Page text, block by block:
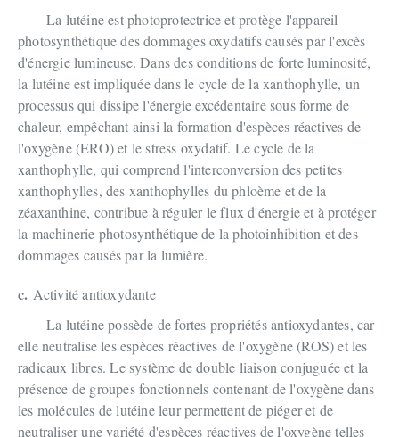
La lutéine est photoprotectrice et protège l'appareil
photosynthétique des dommages oxydatifs causés par l'excès
d'énergie lumineuse. Dans des conditions de forte luminosité,
la lutéine est impliquée dans le cycle de la xanthophylle, un
processus qui dissipe l'énergie excédentaire sous forme de
chaleur, empêchant ainsi la formation d'espèces réactives de
l'oxygène (ERO) et le stress oxydatif. Le cycle de la
xanthophylle, qui comprend l'interconversion des petites
xanthophylles, des xanthophylles du phloème et de la
zéaxanthine, contribue à réguler le flux d'énergie et à protéger
la machinerie photosynthétique de la photoinhibition et des
dommages causés par la lumière.
c. Activité antioxydante
La lutéine possède de fortes propriétés antioxydantes, car
elle neutralise les espèces réactives de l'oxygène (ROS) et les
radicaux libres. Le système de double liaison conjuguée et la
présence de groupes fonctionnels contenant de l'oxygène dans
les molécules de lutéine leur permettent de piéger et de
neutraliser une variété d'espèces réactives de l'oxygène telles